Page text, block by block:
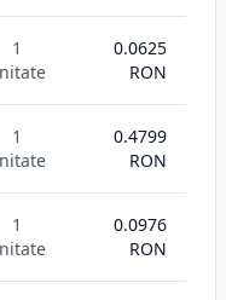
1
0.0625
RON
1
0.4799
RON
1
0.0976
RON